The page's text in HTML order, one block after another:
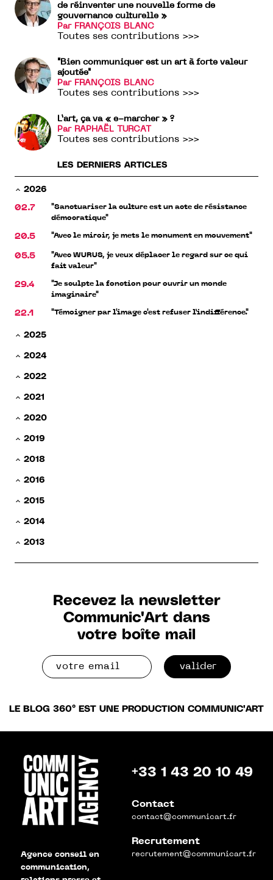
de réinventer une nouvelle forme de
gouvernance culturelle »
Par FRANÇOIS BLANC
Toutes ses contributions >>>
"Bien communiquer est un art à forte valeur
ajoutée"
Par FRANÇOIS BLANC
Toutes ses contributions >>>
L’art, ça va « e-marcher » ?
Par RAPHAËL TURCAT
Toutes ses contributions >>>
LES DERNIERS ARTICLES
2026
02.7
"Sanctuariser la culture est un acte de résistance
démocratique"
20.5 "Avec le miroir, je mets le monument en mouvement"
05.5
"Avec WURUS, je veux déplacer le regard sur ce qui
fait valeur"
29.4
"Je sculpte la fonction pour ouvrir un monde
imaginaire"
22.1 "Témoigner par l'image c'est refuser l’indifférence."
2025
2024
2022
2021
2020
2019
2018
2016
2015
2014
2013
Recevez la newsletter
Communic'Art dans
votre boîte mail
valider
LE BLOG 360° EST UNE PRODUCTION COMMUNIC'ART
Agence conseil en
communication,
+33 1 43 20 10 49
Contact
contact@communicart.fr
Recrutement
recrutement@communicart.fr